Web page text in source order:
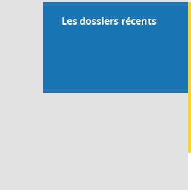
Les dossiers récents